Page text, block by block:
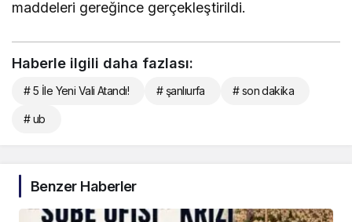
maddeleri gereğince gerçekleştirildi.
Haberle ilgili daha fazlası:
# 5 İle Yeni Vali Atandı! # şanlıurfa # son dakika
# ub
Benzer Haberler